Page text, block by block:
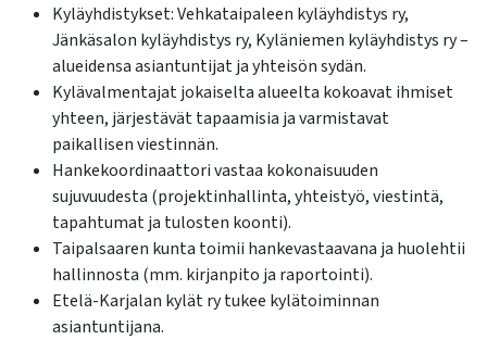
Kyläyhdistykset: Vehkataipaleen kyläyhdistys ry,
Jänkäsalon kyläyhdistys ry, Kyläniemen kyläyhdistys ry –
alueidensa asiantuntijat ja yhteisön sydän.
Kylävalmentajat jokaiselta alueelta kokoavat ihmiset
yhteen, järjestävät tapaamisia ja varmistavat
paikallisen viestinnän.
Hankekoordinaattori vastaa kokonaisuuden
sujuvuudesta (projektinhallinta, yhteistyö, viestintä,
tapahtumat ja tulosten koonti).
Taipalsaaren kunta toimii hankevastaavana ja huolehtii
hallinnosta (mm. kirjanpito ja raportointi).
Etelä-Karjalan kylät ry tukee kylätoiminnan
asiantuntijana.